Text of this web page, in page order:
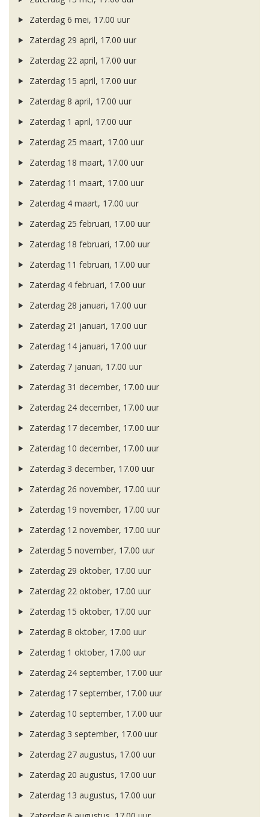
Zaterdag 6 mei, 17.00 uur
Zaterdag 29 april, 17.00 uur
Zaterdag 22 april, 17.00 uur
Zaterdag 15 april, 17.00 uur
Zaterdag 8 april, 17.00 uur
Zaterdag 1 april, 17.00 uur
Zaterdag 25 maart, 17.00 uur
Zaterdag 18 maart, 17.00 uur
Zaterdag 11 maart, 17.00 uur
Zaterdag 4 maart, 17.00 uur
Zaterdag 25 februari, 17.00 uur
Zaterdag 18 februari, 17.00 uur
Zaterdag 11 februari, 17.00 uur
Zaterdag 4 februari, 17.00 uur
Zaterdag 28 januari, 17.00 uur
Zaterdag 21 januari, 17.00 uur
Zaterdag 14 januari, 17.00 uur
Zaterdag 7 januari, 17.00 uur
Zaterdag 31 december, 17.00 uur
Zaterdag 24 december, 17.00 uur
Zaterdag 17 december, 17.00 uur
Zaterdag 10 december, 17.00 uur
Zaterdag 3 december, 17.00 uur
Zaterdag 26 november, 17.00 uur
Zaterdag 19 november, 17.00 uur
Zaterdag 12 november, 17.00 uur
Zaterdag 5 november, 17.00 uur
Zaterdag 29 oktober, 17.00 uur
Zaterdag 22 oktober, 17.00 uur
Zaterdag 15 oktober, 17.00 uur
Zaterdag 8 oktober, 17.00 uur
Zaterdag 1 oktober, 17.00 uur
Zaterdag 24 september, 17.00 uur
Zaterdag 17 september, 17.00 uur
Zaterdag 10 september, 17.00 uur
Zaterdag 3 september, 17.00 uur
Zaterdag 27 augustus, 17.00 uur
Zaterdag 20 augustus, 17.00 uur
Zaterdag 13 augustus, 17.00 uur